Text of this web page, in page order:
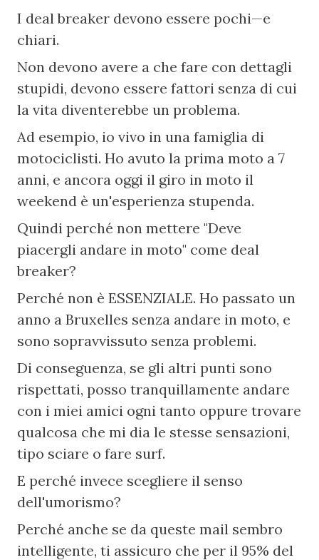
I deal breaker devono essere pochi—e
chiari.
Non devono avere a che fare con dettagli
stupidi, devono essere fattori senza di cui
la vita diventerebbe un problema.
Ad esempio, io vivo in una famiglia di
motociclisti. Ho avuto la prima moto a 7
anni, e ancora oggi il giro in moto il
weekend è un'esperienza stupenda.
Quindi perché non mettere "Deve
piacergli andare in moto" come deal
breaker?
Perché non è ESSENZIALE. Ho passato un
anno a Bruxelles senza andare in moto, e
sono sopravvissuto senza problemi.
Di conseguenza, se gli altri punti sono
rispettati, posso tranquillamente andare
con i miei amici ogni tanto oppure trovare
qualcosa che mi dia le stesse sensazioni,
tipo sciare o fare surf.
E perché invece scegliere il senso
dell'umorismo?
Perché anche se da queste mail sembro
intelligente, ti assicuro che per il 95% del